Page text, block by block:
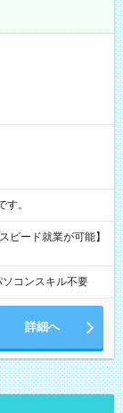
す。
ピード就業が可能】
ソコンスキル不要
詳細へ